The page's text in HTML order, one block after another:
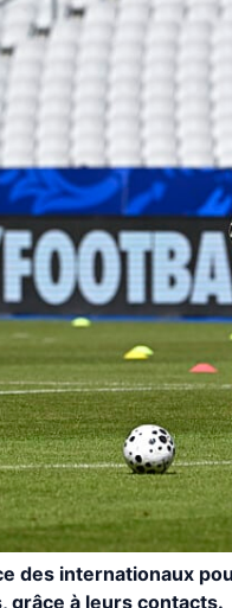
des internationaux
grâce à leurs contacts.